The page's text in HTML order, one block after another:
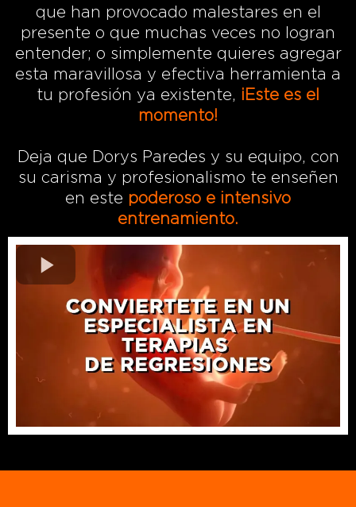
que han provocado malestares en el
presente o que muchas veces no logran
entender; o simplemente quieres agregar
esta maravillosa y efectiva herramienta a
tu profesión ya existente, ¡Este es el
momento!
Deja que Dorys Paredes y su equipo, con
su carisma y profesionalismo te enseñen
en este poderoso e intensivo
entrenamiento.